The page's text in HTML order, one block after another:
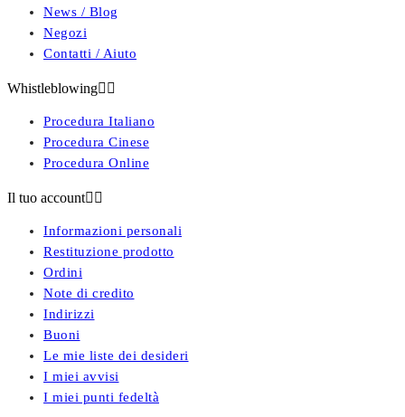
News / Blog
Negozi
Contatti / Aiuto
Whistleblowing 
Procedura Italiano
Procedura Cinese
Procedura Online
Il tuo account 
Informazioni personali
Restituzione prodotto
Ordini
Note di credito
Indirizzi
Buoni
Le mie liste dei desideri
I miei avvisi
I miei punti fedeltà